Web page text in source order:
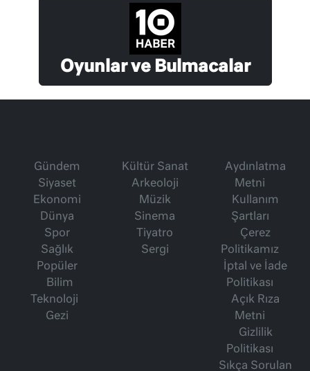
Oyunlar ve Bulmacalar
Gündem
Siyaset
Ekonomi
Dünya
Spor
Sağlık
Popüler
Bilim
Teknoloji
Gezi
Kültür Sanat
Arkeoloji
Müzik
Sinema
Tiyatro
Sergi
Aydınlatma
Metni
Kullanım
Şartları
Çerez
Politikamız
İptal ve İade
Politikası
Açık Rıza
Metni
Gizlilik
Politikası
Sıkça Sorulan